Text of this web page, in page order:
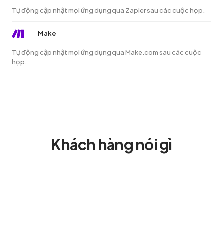
Tự động cập nhật mọi ứng dụng qua Zapier sau các cuộc họp.
Make
Tự động cập nhật mọi ứng dụng qua Make.com sau các cuộc
họp.
Khách hàng nói gì